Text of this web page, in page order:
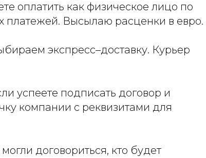
оплатить как физическое лицо по
платежей. Высылаю расценки в евро.
экспресс–доставку. Курьер
успеете подписать договор и
компании с реквизитами для
договориться, кто будет